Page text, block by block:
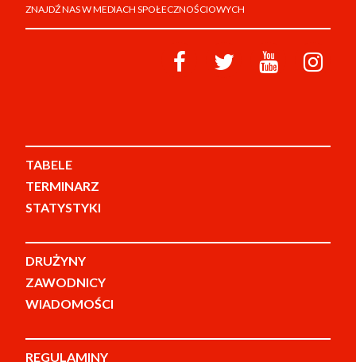
ZNAJDŹ NAS W MEDIACH SPOŁECZNOŚCIOWYCH
TABELE
TERMINARZ
STATYSTYKI
DRUŻYNY
ZAWODNICY
WIADOMOŚCI
REGULAMINY